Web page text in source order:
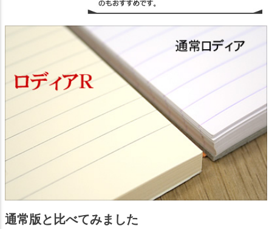
通常版と比べてみました